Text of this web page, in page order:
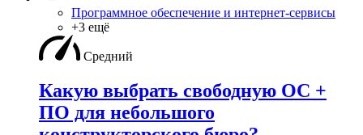
Программное обеспечение и интернет-сервисы
+3 ещё
Средний
Какую выбрать свободную ОС +
ПО для небольшого